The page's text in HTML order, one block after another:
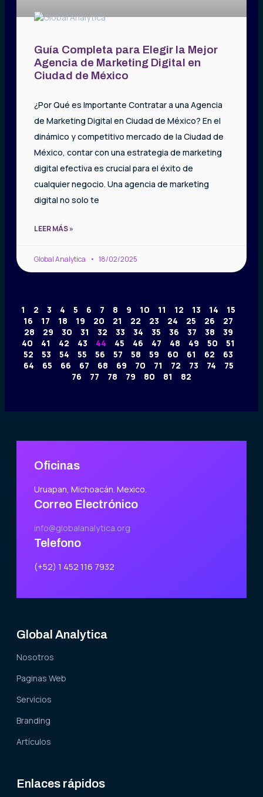
Guía Completa para Elegir la Mejor
Agencia de Marketing Digital en
Ciudad de México
¿Por Qué es Importante Contratar a una Agencia
de Marketing Digital en Ciudad de México? En el
dinámico y competitivo mercado de la Ciudad de
México, contar con una estrategia de marketing
digital efectiva es crucial para el éxito de
cualquier negocio. Una agencia de marketing
digital no solo te
LEER MÁS »
Global Analytica 18/02/2025
1 2 3 4 5 6 7 8 9 10 11 12 13 14
15
16
17 18 19 20 21 22 23 24 25 26
27
28
29 30 31 32 33 34 35 36 37 38
39
40
41 42 43 44 45 46 47 48 49 50
51
52
53 54 55 56 57 58 59 60 61 62
63
64
65 66 67 68 69 70 71 72 73 74
75
76
77 78 79 80 81 82
Oficinas
Uruapan, Michoacán. Mexico.
Correo Electrónico
info@globalanalytica.org
Telefono
(+52) 1 452 116 7932
Global Analytica
Nosotros
Paginas Web
Servicios
Branding
Artículos
Enlaces rápidos